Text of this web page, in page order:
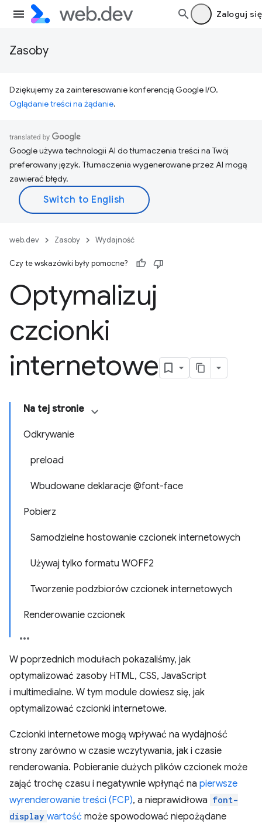
Zaloguj się
Zasoby
Dziękujemy za zainteresowanie konferencją Google I/O.
Oglądanie treści na żądanie.
Google używa technologii AI do tłumaczenia treści na Twój
preferowany język. Tłumaczenia wygenerowane przez AI mogą
zawierać błędy.
web.dev Zasoby Wydajność
Czy te wskazówki były pomocne?
Optymalizuj
czcionki
internetowe
Na tej stronie
Odkrywanie
preload
Wbudowane deklaracje @font-face
Pobierz
Samodzielne hostowanie czcionek internetowych
Używaj tylko formatu WOFF2
Tworzenie podzbiorów czcionek internetowych
Renderowanie czcionek
W poprzednich modułach pokazaliśmy, jak
optymalizować zasoby HTML, CSS, JavaScript
i multimedialne. W tym module dowiesz się, jak
optymalizować czcionki internetowe.
Czcionki internetowe mogą wpływać na wydajność
strony zarówno w czasie wczytywania, jak i czasie
renderowania. Pobieranie dużych plików czcionek może
zająć trochę czasu i negatywnie wpłynąć na pierwsze
wyrenderowanie treści (FCP), a nieprawidłowa font-
display wartość może spowodować niepożądane